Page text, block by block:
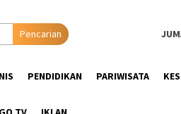
Pencarian
PENDIDIKAN PARIWISATA